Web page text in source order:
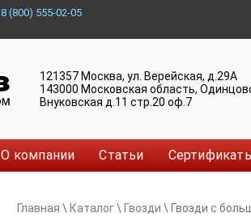
8 (800) 555-02-05
121357 Москва, ул. Верейская, д.29А
143000 Московская область,
Внуковская д.11 стр.20 оф.7
О компании Статьи
Главная \ Каталог\ Гвозди \ Гвозди с